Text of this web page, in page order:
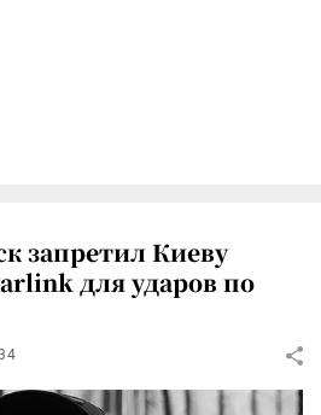
запретил Киеву
для ударов по